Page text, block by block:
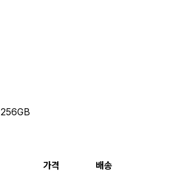
256GB
가격 배송